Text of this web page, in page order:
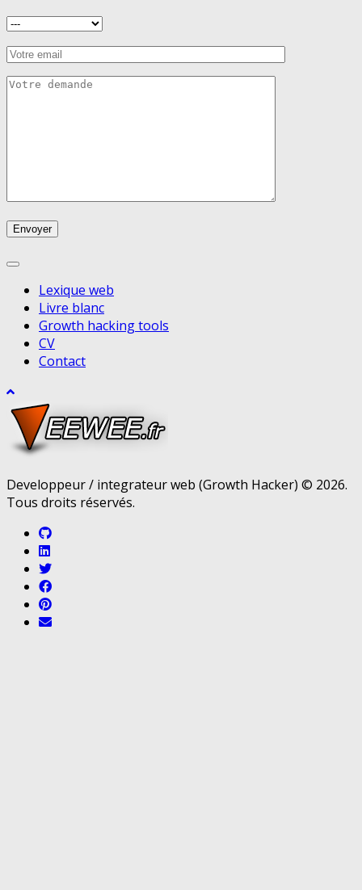
Lexique web
Livre blanc
Growth hacking tools
CV
Contact
Developpeur / integrateur web (Growth Hacker) © 2026.
Tous droits réservés.